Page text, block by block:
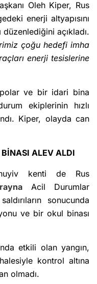
Oleh Kiper, Rus
enerji altyapısını
düzenlediğini açıkladı.
çoğu hedefi imha
enerji tesislerine
ve bir idari bina
ekiplerinin hızlı
Kiper, olayda can
ALEV ALDI
kenti de Rus
Acil Durumlar
sonucunda
ve bir okul binası
etkili olan yangın,
kontrol altına
olmadı.